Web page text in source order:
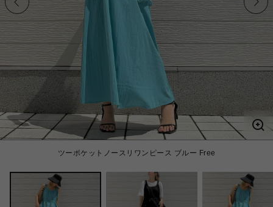
ツーポケットノースリワンピース ブルー Free